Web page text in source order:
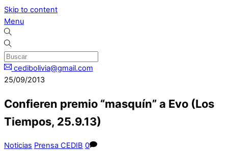
Skip to content
Menu
cedibolivia@gmail.com
25/09/2013
Confieren premio “masquín” a Evo (Los
Tiempos, 25.9.13)
Noticias Prensa CEDIB 0